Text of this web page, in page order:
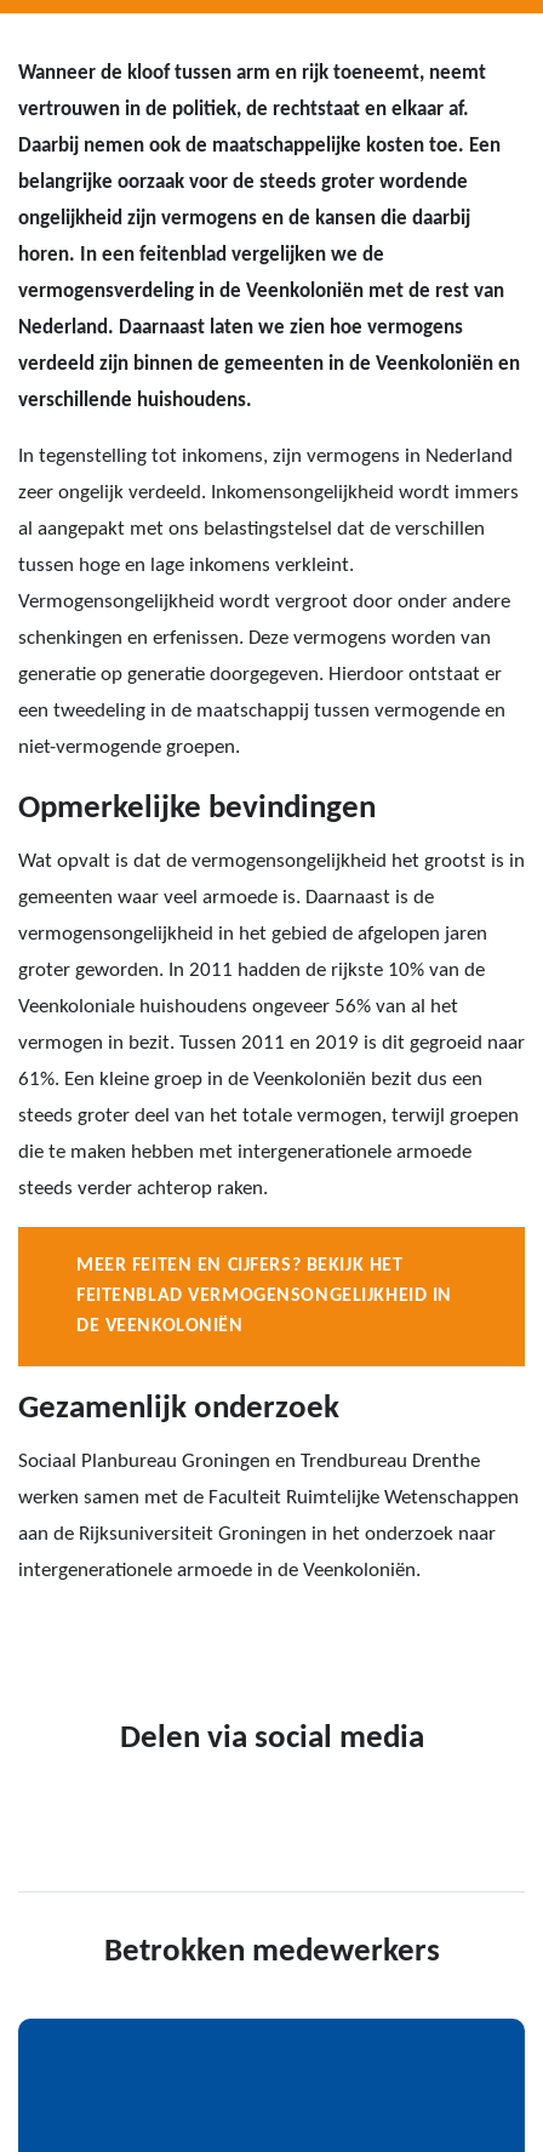
Wanneer de kloof tussen arm en rijk toeneemt, neemt
vertrouwen in de politiek, de rechtstaat en elkaar af.
Daarbij nemen ook de maatschappelijke kosten toe. Een
belangrijke oorzaak voor de steeds groter wordende
ongelijkheid zijn vermogens en de kansen die daarbij
horen. In een feitenblad vergelijken we de
vermogensverdeling in de Veenkoloniën met de rest van
Nederland. Daarnaast laten we zien hoe vermogens
verdeeld zijn binnen de gemeenten in de Veenkoloniën en
verschillende huishoudens.
In tegenstelling tot inkomens, zijn vermogens in Nederland
zeer ongelijk verdeeld. Inkomensongelijkheid wordt immers
al aangepakt met ons belastingstelsel dat de verschillen
tussen hoge en lage inkomens verkleint.
Vermogensongelijkheid wordt vergroot door onder andere
schenkingen en erfenissen. Deze vermogens worden van
generatie op generatie doorgegeven. Hierdoor ontstaat er
een tweedeling in de maatschappij tussen vermogende en
niet-vermogende groepen.
Opmerkelijke bevindingen
Wat opvalt is dat de vermogensongelijkheid het grootst is in
gemeenten waar veel armoede is. Daarnaast is de
vermogensongelijkheid in het gebied de afgelopen jaren
groter geworden. In 2011 hadden de rijkste 10% van de
Veenkoloniale huishoudens ongeveer 56% van al het
vermogen in bezit. Tussen 2011 en 2019 is dit gegroeid naar
61%. Een kleine groep in de Veenkoloniën bezit dus een
steeds groter deel van het totale vermogen, terwijl groepen
die te maken hebben met intergenerationele armoede
steeds verder achterop raken.
MEER FEITEN EN CIJFERS? BEKIJK HET
FEITENBLAD VERMOGENSONGELIJKHEID IN
DE VEENKOLONIËN
Gezamenlijk onderzoek
Sociaal Planbureau Groningen en Trendbureau Drenthe
werken samen met de Faculteit Ruimtelijke Wetenschappen
aan de Rijksuniversiteit Groningen in het onderzoek naar
intergenerationele armoede in de Veenkoloniën.
Delen via social media
Betrokken medewerkers